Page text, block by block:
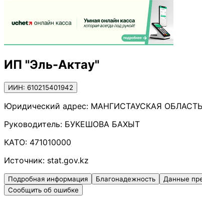
ИП "Эль-Актау"
ИИН: 610215401942
Юридический адрес: МАНГИСТАУСКАЯ
Руководитель: БУКЕШОВА БАХЫТ
КАТО: 471010000
Источник: stat.gov.kz
Подробная информация Благонадежность Данные
Сообщить об ошибке